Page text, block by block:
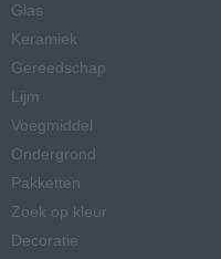
Glas
Keramiek
Gereedschap
Lijm
Voegmiddel
Ondergrond
Pakketten
Zoek op kleur
Decoratie